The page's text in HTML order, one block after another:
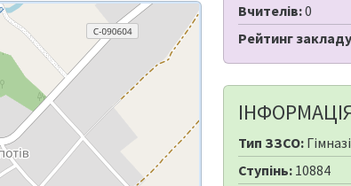
Вчителів:0
Рейтинг
Тип ЗЗСО:
Ступінь: 10884